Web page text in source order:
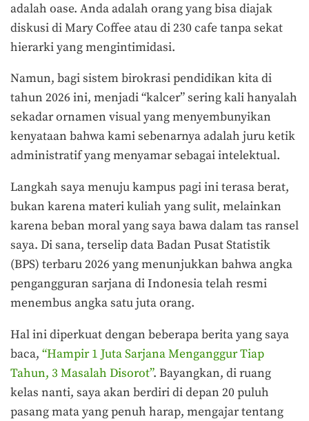
adalah oase. Anda adalah orang yang bisa diajak
diskusi di Mary Coffee atau di 230 cafe tanpa sekat
hierarki yang mengintimidasi.
Namun, bagi sistem birokrasi pendidikan kita di
tahun 2026 ini, menjadi “kalcer” sering kali hanyalah
sekadar ornamen visual yang menyembunyikan
kenyataan bahwa kami sebenarnya adalah juru ketik
administratif yang menyamar sebagai intelektual.
Langkah saya menuju kampus pagi ini terasa berat,
bukan karena materi kuliah yang sulit, melainkan
karena beban moral yang saya bawa dalam tas ransel
saya. Di sana, terselip data Badan Pusat Statistik
(BPS) terbaru 2026 yang menunjukkan bahwa angka
pengangguran sarjana di Indonesia telah resmi
menembus angka satu juta orang.
Hal ini diperkuat dengan beberapa berita yang saya
baca, “Hampir 1 Juta Sarjana Menganggur Tiap
Tahun, 3 Masalah Disorot”. Bayangkan, di ruang
kelas nanti, saya akan berdiri di depan 20 puluh
pasang mata yang penuh harap, mengajar tentang